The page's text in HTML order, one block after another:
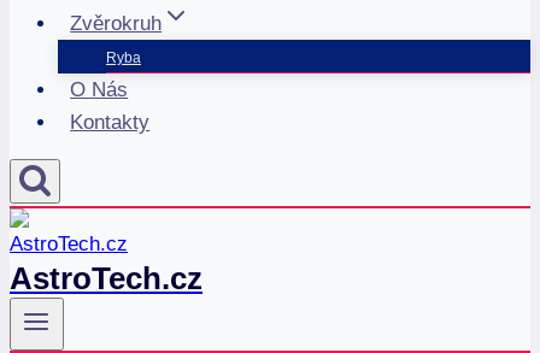
Zvěrokruh
Ryba
O Nás
Kontakty
AstroTech.cz